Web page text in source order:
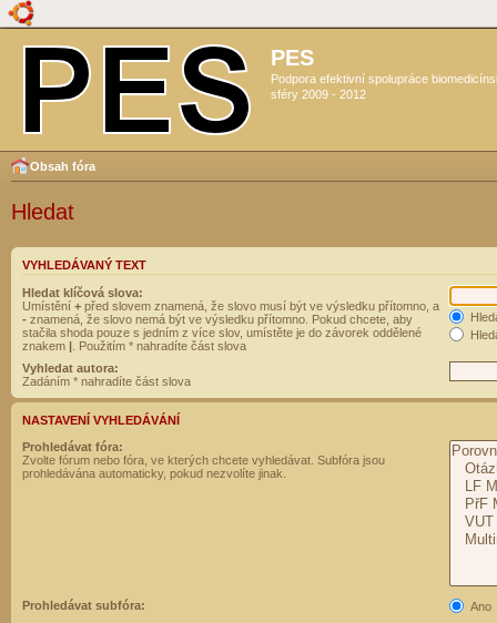
PES
Podpora efektivní spolupráce
sféry 2009 - 2012
Obsah fóra
Hledat
VYHLEDÁVANÝ TEXT
Hledat klíčová slova:
Umístění + před slovem znamená, že slovo musí být ve výsledku přítomno, a
- znamená, že slovo nemá být ve výsledku přítomno. Pokud chcete, aby
stačila shoda pouze s jedním z více slov, umístěte je do závorek oddělené
znakem | . Použitím * nahradíte část slova
Vyhledat autora:
Zadáním * nahradíte část slova
NASTAVENÍ VYHLEDÁVÁNÍ
Prohledávat fóra:
Zvolte fórum nebo fóra, ve kterých chcete vyhledávat. Subfóra jsou
prohledávána automaticky, pokud nezvolíte jinak.
Prohledávat subfóra:
Ano